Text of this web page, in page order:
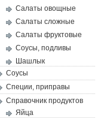
Салаты овощные
Салаты сложные
Салаты фруктовые
Соусы, подливы
Шашлык
Соусы
Специи, приправы
Справочник продуктов
Яйца